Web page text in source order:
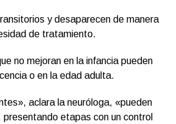
y desaparecen de manera
de tratamiento.
no mejoran en la infancia pueden
o en la edad adulta.
aclara la neuróloga, «pueden
presentando etapas con un control